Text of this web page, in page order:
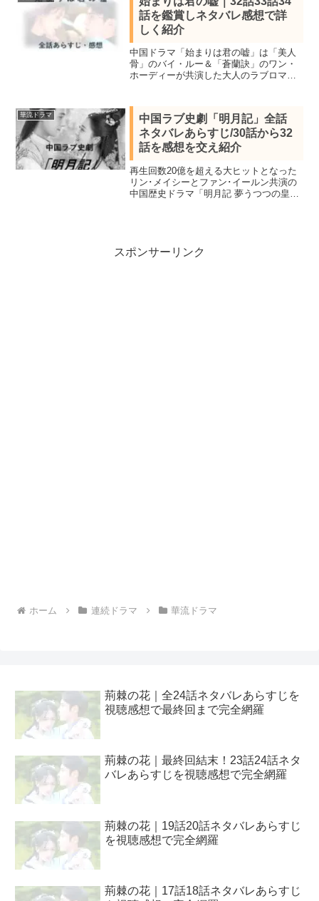
話を鑑賞しネタバレ感想で詳
しく紹介
中国ドラマ「始まりは君の嘘」は「美人
骨」のバイ・ルー＆「蒼蘭訣」のワン・
ホーディーが共演した大人のラブロマン
じを紹介します。
華流ドラマ
中国ラブ史劇「明月記」全話
ネタバレあらすじ/30話から32
話を感想を交え紹介
再生回数20億を超える大ヒットとなった
リン･メイシーとファン･イールン共演の
中国歴史ドラマ「明月記 夢うつつの皇
スポンサーリンク
ホーム 連続ドラマ 華流ドラマ
荊棘の花｜全24話ネタバレあらすじを
視聴感想で最終回まで完全網羅
荊棘の花｜最終回結末！23話24話ネタ
バレあらすじを視聴感想で完全網羅
荊棘の花｜19話20話ネタバレあらすじ
を視聴感想で完全網羅
荊棘の花｜17話18話ネタバレあらすじ